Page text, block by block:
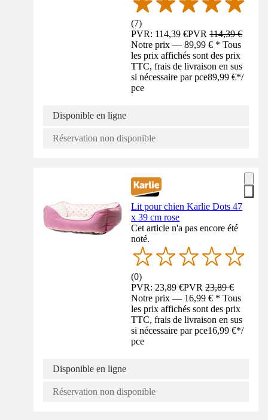
(7)
PVR: 114,39 €PVR114,39 €
Notre prix — 89,99 € * Tous
les prix affichés sont des prix
TTC, frais de livraison en sus
si nécessaire par pce89,99 €*/
pce
Disponible en ligne
Réservation non disponible
Lit pour chien Karlie Dots 47
x 39 cm rose
Cet article n'a pas encore été
noté.
(0)
PVR: 23,89 €PVR23,89 €
Notre prix — 16,99 € * Tous
les prix affichés sont des prix
TTC, frais de livraison en sus
si nécessaire par pce16,99 €*/
pce
Disponible en ligne
Réservation non disponible